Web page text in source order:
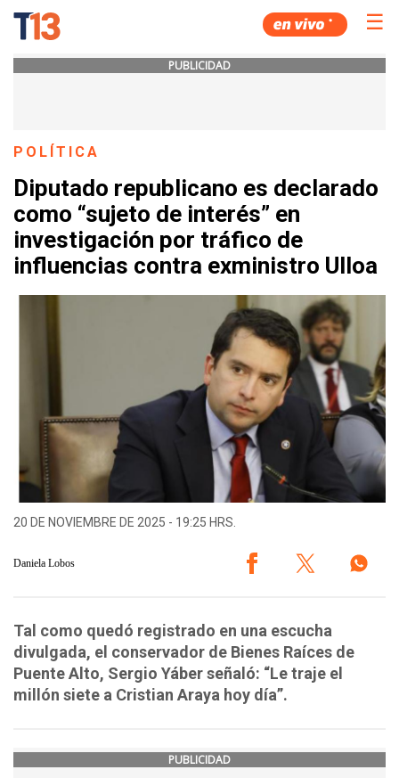
☰
PUBLICIDAD
POLÍTICA
Diputado republicano es declarado
como “sujeto de interés” en
investigación por tráfico de
influencias contra exministro Ulloa
20 DE NOVIEMBRE DE 2025 - 19:25 HRS.
Daniela Lobos
Tal como quedó registrado en una escucha
divulgada, el conservador de Bienes Raíces de
Puente Alto, Sergio Yáber señaló: “Le traje el
millón siete a Cristian Araya hoy día”.
PUBLICIDAD